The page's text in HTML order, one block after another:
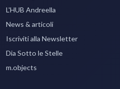
L'HUB Andreella
News & articoli
Iscriviti alla Newsletter
Dia Sotto le Stelle
m.objects